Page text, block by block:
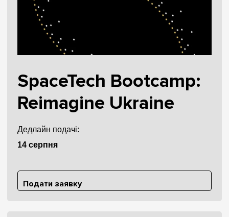
SpaceTech Bootcamp:
Reimagine Ukraine
Дедлайн подачі:
14 серпня
Подати заявку